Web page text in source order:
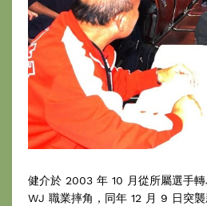
健介於 2003 年 10 月從所屬選手
WJ 職業摔角，同年 12 月 9 日突襲